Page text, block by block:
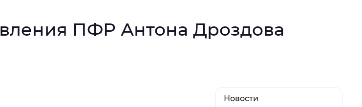
Увеличенный Большой
ПФР Антона Дроздова
Новости